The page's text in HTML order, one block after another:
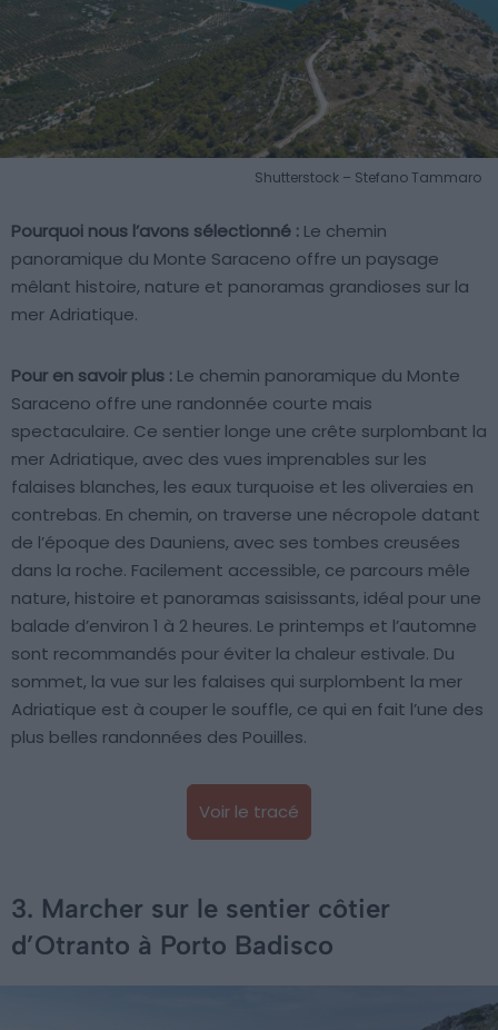
Shutterstock – Stefano Tammaro
Pourquoi nous l’avons sélectionné : Le chemin
panoramique du Monte Saraceno offre un paysage
mêlant histoire, nature et panoramas grandioses sur la
mer Adriatique.
Pour en savoir plus : Le chemin panoramique du Monte
Saraceno offre une randonnée courte mais
spectaculaire. Ce sentier longe une crête surplombant la
mer Adriatique, avec des vues imprenables sur les
falaises blanches, les eaux turquoise et les oliveraies en
contrebas. En chemin, on traverse une nécropole datant
de l’époque des Dauniens, avec ses tombes creusées
dans la roche. Facilement accessible, ce parcours mêle
nature, histoire et panoramas saisissants, idéal pour une
balade d’environ 1 à 2 heures. Le printemps et l’automne
sont recommandés pour éviter la chaleur estivale. Du
sommet, la vue sur les falaises qui surplombent la mer
Adriatique est à couper le souffle, ce qui en fait l’une des
plus belles randonnées des Pouilles.
Voir le tracé
3. Marcher sur le sentier côtier
d’Otranto à Porto Badisco